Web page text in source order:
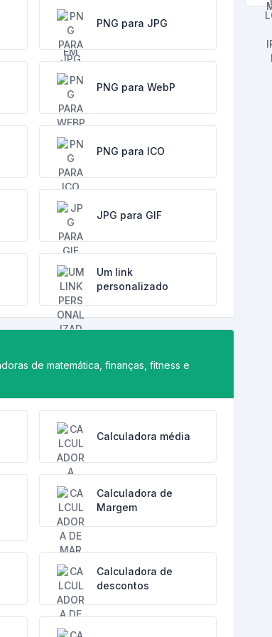
PNG para JPG
PNG para WebP
PNG para ICO
JPG para GIF
Um link
personalizado
de matemática, finanças, fitness e
Calculadora média
Calculadora de
Margem
Calculadora de
descontos